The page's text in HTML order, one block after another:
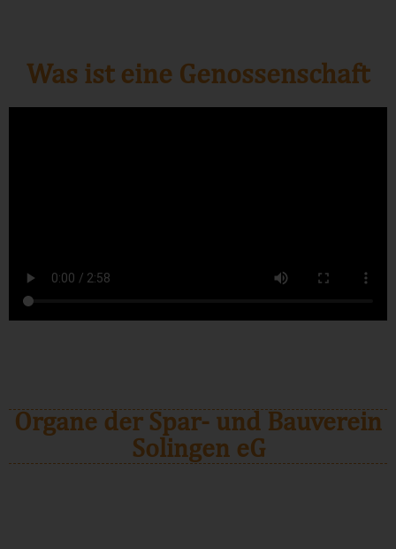
Was ist eine Genossenschaft
Organe der Spar- und Bauverein
Solingen eG